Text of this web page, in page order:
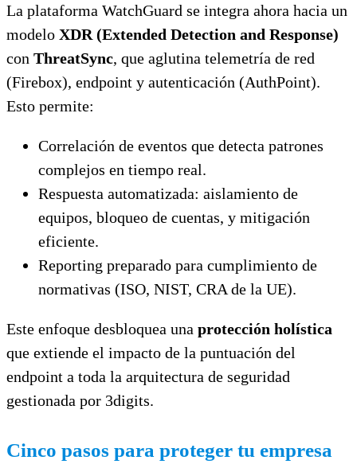
La plataforma WatchGuard se integra ahora hacia un
modelo XDR (Extended Detection and Response)
con ThreatSync, que aglutina telemetría de red
(Firebox), endpoint y autenticación (AuthPoint).
Esto permite:
Correlación de eventos que detecta patrones
complejos en tiempo real.
Respuesta automatizada: aislamiento de
equipos, bloqueo de cuentas, y mitigación
eficiente.
Reporting preparado para cumplimiento de
normativas (ISO, NIST, CRA de la UE).
Este enfoque desbloquea una protección holística
que extiende el impacto de la puntuación del
endpoint a toda la arquitectura de seguridad
gestionada por 3digits.
Cinco pasos para proteger tu empresa